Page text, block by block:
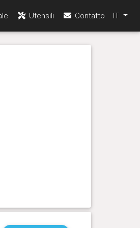
Utensili Contatto IT